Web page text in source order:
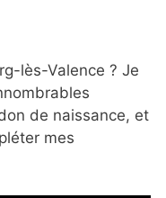
lès-Valence ? Je
de naissance, et
mes